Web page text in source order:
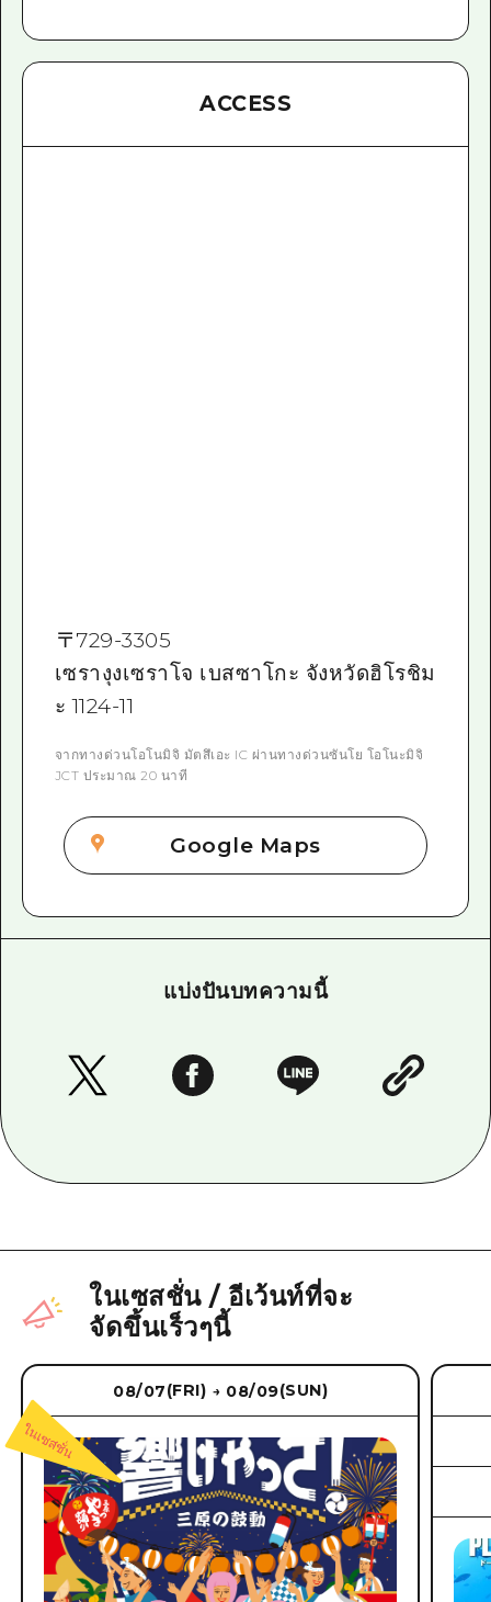
ACCESS
〒729-3305
เซรางุงเซราโจ เบสซาโกะ จังหวัดฮิโรชิม
ะ 1124-11
จากทางด่วนโอโนมิจิ มัตสึเอะ IC ผ่านทางด่วนซันโย โอโนะมิจิ
JCT ประมาณ 20 นาที
Google Maps
แบ่งปันบทความนี้
ในเซสชั่น/ อีเว้นท์ที่จะ
จัดขึ้นเร็วๆนี้
08/07(FRI) → 08/09(SUN)